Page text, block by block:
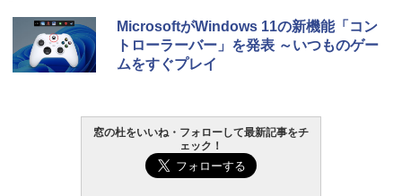
MicrosoftがWindows 11の新機能「コン
トローラーバー」を発表 ～いつものゲー
ムをすぐプレイ
窓の杜をいいね・フォローして最新記事をチ
ェック！